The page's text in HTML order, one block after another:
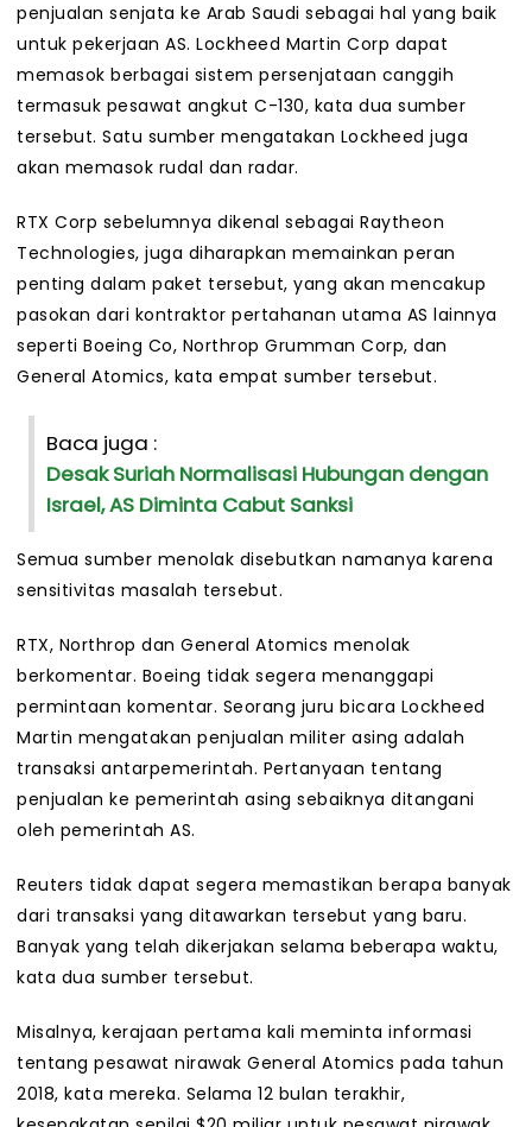
penjualan senjata ke Arab Saudi sebagai hal yang baik
untuk pekerjaan AS. Lockheed Martin Corp dapat
memasok berbagai sistem persenjataan canggih
termasuk pesawat angkut C-130, kata dua sumber
tersebut. Satu sumber mengatakan Lockheed juga
akan memasok rudal dan radar.
RTX Corp sebelumnya dikenal sebagai Raytheon
Technologies, juga diharapkan memainkan peran
penting dalam paket tersebut, yang akan mencakup
pasokan dari kontraktor pertahanan utama AS lainnya
seperti Boeing Co, Northrop Grumman Corp, dan
General Atomics, kata empat sumber tersebut.
Baca juga :
Desak Suriah Normalisasi Hubungan dengan
Israel, AS Diminta Cabut Sanksi
Semua sumber menolak disebutkan namanya karena
sensitivitas masalah tersebut.
RTX, Northrop dan General Atomics menolak
berkomentar. Boeing tidak segera menanggapi
permintaan komentar. Seorang juru bicara Lockheed
Martin mengatakan penjualan militer asing adalah
transaksi antarpemerintah. Pertanyaan tentang
penjualan ke pemerintah asing sebaiknya ditangani
oleh pemerintah AS.
Reuters tidak dapat segera memastikan berapa banyak
dari transaksi yang ditawarkan tersebut yang baru.
Banyak yang telah dikerjakan selama beberapa waktu,
kata dua sumber tersebut.
Misalnya, kerajaan pertama kali meminta informasi
tentang pesawat nirawak General Atomics pada tahun
2018, kata mereka. Selama 12 bulan terakhir,